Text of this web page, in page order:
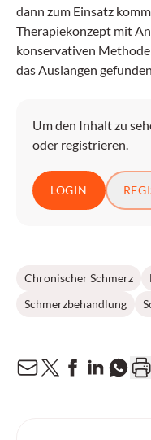
dann zum Einsatz
Therapiekonzept mit
konservativen
das Auslangen
Um den Inhalt zu
oder registrieren.
LOGIN
Chronischer Schmerz
Schmerzbehandlung